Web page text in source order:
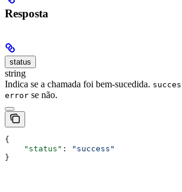
Resposta
status
string
Indica se a chamada foi bem-sucedida.
error se não.
{
    "status"
:
"success"
}